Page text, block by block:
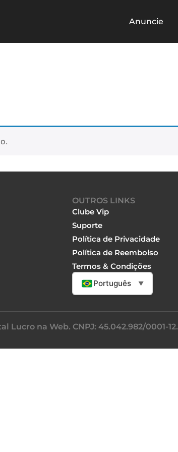
Anuncie
OUTROS LINKS
Clube Vip
Suporte
Política de Privacidade
Política de Reembolso
Termos & Condições
Português
▼
Lucro na Web. CNPJ: 45.042.982/0001-12.